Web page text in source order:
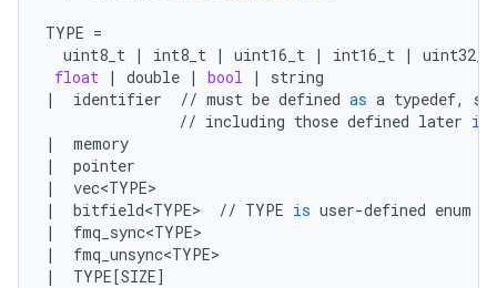
TYPE =
uint8_t | int8_t | uint16_t | int16_t |
uint32_t
float | double | bool |
string
|
identifier // must be defined as a typedef,
// including those defined later in
|
memory
|
pointer
|
vec<TYPE>
|
bitfield<TYPE> // TYPE is user-defined enum
|
fmq_sync<TYPE>
|
fmq_unsync<TYPE>
|
TYPE[SIZE]